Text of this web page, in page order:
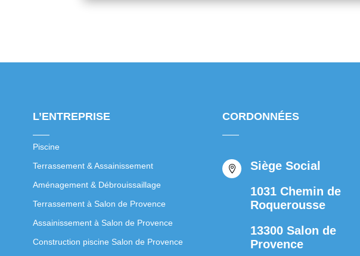
L’ENTREPRISE
Piscine
Terrassement & Assainissement
Aménagement & Débrouissaillage
Terrassement à Salon de Provence
Assainissement à Salon de Provence
Construction piscine Salon de Provence
CORDONNÉES

Siège Social
1031 Chemin de
Roquerousse
13300 Salon de
Provence